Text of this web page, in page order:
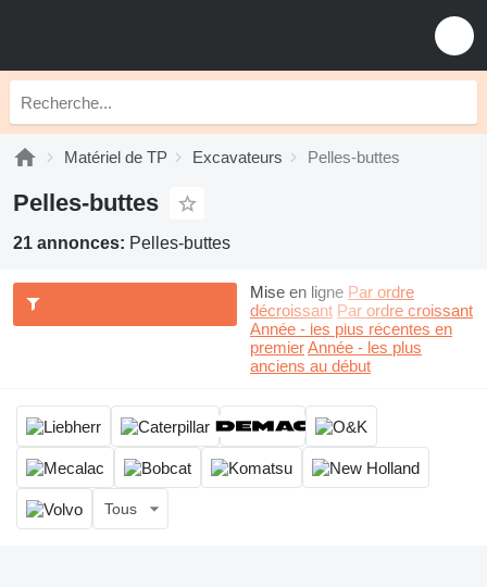
Matériel de TP Excavateurs Pelles-buttes
Pelles-buttes
21 annonces: Pelles-buttes
Mise en ligne Par ordre
décroissant Par ordre croissant
Année - les plus récentes en
premierAnnée - les plus
anciens au début
Tous